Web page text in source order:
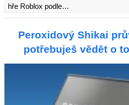
hře Roblox podle…
Peroxidový Shikai
potřebuješ vědět o